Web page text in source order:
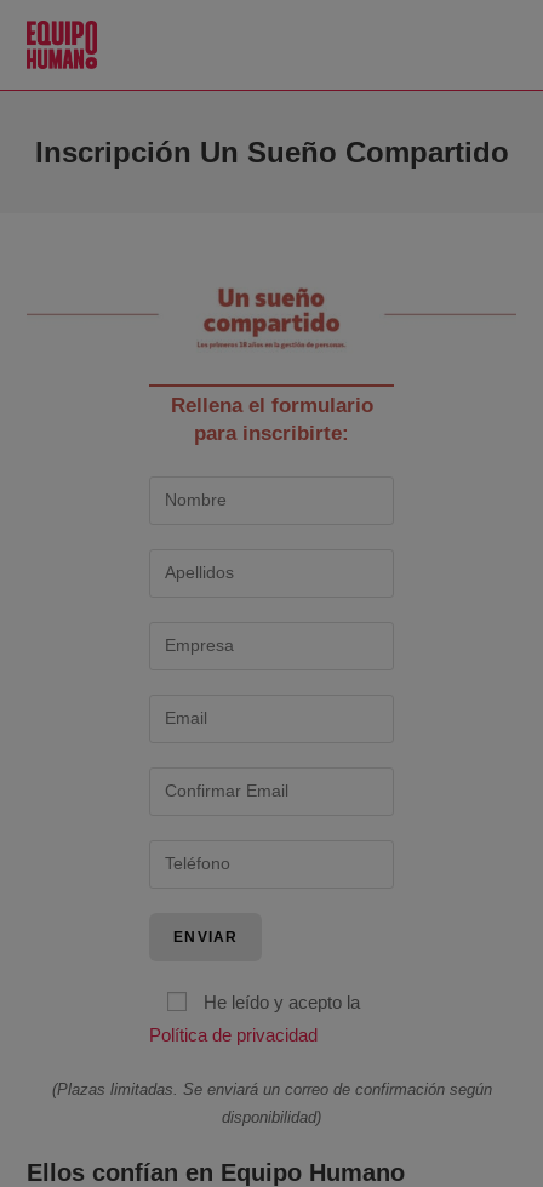
Inscripción Un Sueño Compartido
Rellena el formulario
para inscribirte:
He leído y acepto la
Política de privacidad
(Plazas limitadas. Se enviará un correo de confirmación según
disponibilidad)
Ellos confían en Equipo Humano